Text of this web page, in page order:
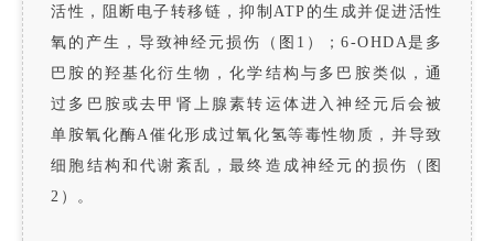
活性，阻断电子转移链，抑制ATP的生成并促进活性
氧的产生，导致神经元损伤（图1）；6-OHDA是多
巴胺的羟基化衍生物，化学结构与多巴胺类似，通
过多巴胺或去甲肾上腺素转运体进入神经元后会被
单胺氧化酶A催化形成过氧化氢等毒性物质，并导致
细胞结构和代谢紊乱，最终造成神经元的损伤（图
2）。